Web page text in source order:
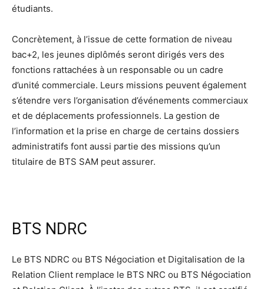
étudiants.
Concrètement, à l’issue de cette formation de niveau
bac+2, les jeunes diplômés seront dirigés vers des
fonctions rattachées à un responsable ou un cadre
d’unité commerciale. Leurs missions peuvent également
s’étendre vers l’organisation d’événements commerciaux
et de déplacements professionnels. La gestion de
l’information et la prise en charge de certains dossiers
administratifs font aussi partie des missions qu’un
titulaire de BTS SAM peut assurer.
BTS NDRC
Le BTS NDRC ou BTS Négociation et Digitalisation de la
Relation Client remplace le BTS NRC ou BTS Négociation